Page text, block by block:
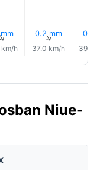
h
0.2 mm
↑
37.0 km/h
0.1
39.0
Niue-